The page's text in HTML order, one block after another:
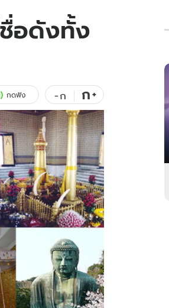
ดูทีวี
WeTV
Exclusive WeTV
นิยาย
อดังทั้ง
กดฟัง -ก ก+